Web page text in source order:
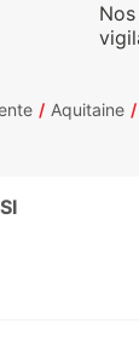
Aquitaine